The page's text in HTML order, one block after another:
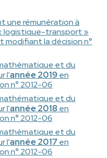
une rémunération à
logistique-transport »
la décision n°
et du
l'année 2019 en
n° 2012-06
et du
l'année 2018 en
n° 2012-06
et du
l'année 2017 en
n° 2012-06